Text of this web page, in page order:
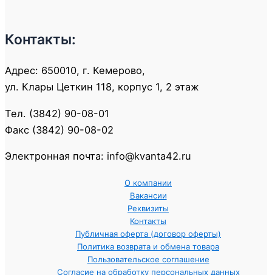
Контакты:
Адрес: 650010, г. Кемерово,
ул. Клары Цеткин 118, корпус 1, 2 этаж
Тел. (3842) 90-08-01
Факс (3842) 90-08-02
Электронная почта: info@kvanta42.ru
О компании
Вакансии
Реквизиты
Контакты
Публичная оферта (договор оферты)
Политика возврата и обмена товара
Пользовательское соглашение
Согласие на обработку персональных данных